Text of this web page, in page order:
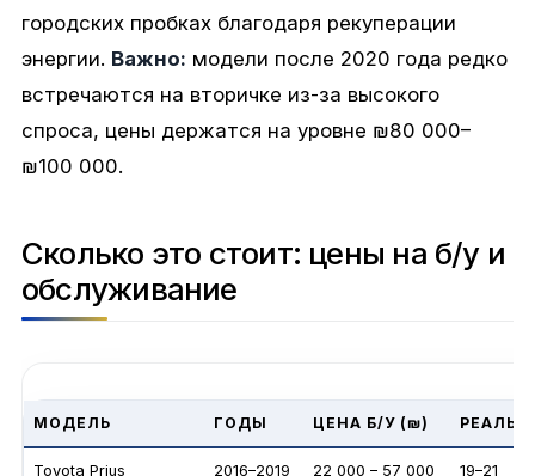
городских пробках благодаря рекуперации
энергии. Важно: модели после 2020 года редко
встречаются на вторичке из-за высокого
спроса, цены держатся на уровне ₪80 000–
₪100 000.
Сколько это стоит: цены на б/у и
обслуживание
МОДЕЛЬ ГОДЫ ЦЕНА Б/У (₪)
Toyota Prius 2016–2019 22 000 – 57 000 19–21